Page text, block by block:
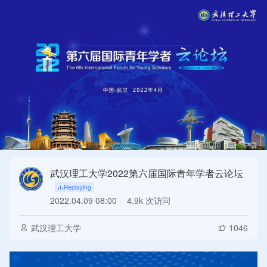
武汉理工大学2022第六届国际青年学者云论坛
Replaying
2022.04.09 08:00 4.9k 次访问
武汉理工大学 1046